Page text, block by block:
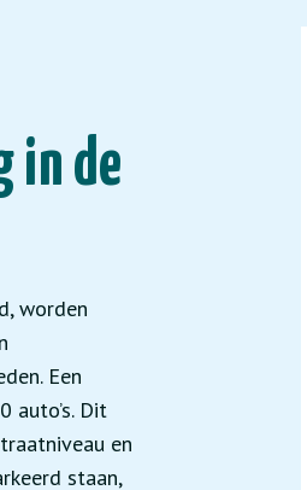
in de
worden
Een
auto’s. Dit
en
staan,